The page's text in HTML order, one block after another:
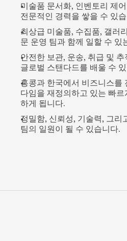
미술품 문서화, 인벤토리 제
전문적인 경력을 쌓을 수 있
최상급 미술품, 수집품, 갤러
문 운영 팀과 함께 일할 수 있
안전한 보관, 운송, 취급 및
글로벌 스탠다드를 배울 수
홍콩과 한국에서 비즈니스를
다임을 재정의하고 있는 빠
하게 됩니다.
정밀함, 신뢰성, 기술력, 그리
팀의 일원이 될 수 있습니다.